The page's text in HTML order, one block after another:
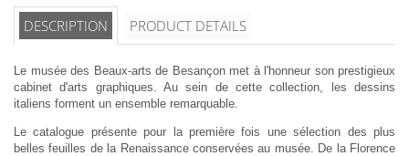
DESCRIPTION PRODUCT DETAILS
Le musée des Beaux-arts de Besançon met à l'honneur son prestigieux
cabinet d'arts graphiques. Au sein de cette collection, les dessins
italiens forment un ensemble remarquable.
Le catalogue présente pour la première fois une sélection des plus
belles feuilles de la Renaissance conservées au musée. De la Florence